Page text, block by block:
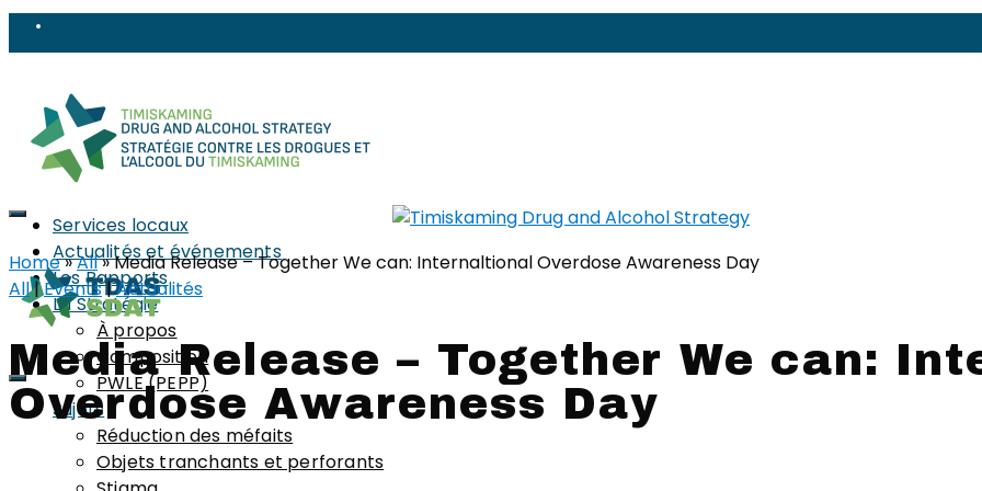
Services locaux
Actualités et événements
Les Rapports
La Stratégie
À propos
Composition
PWLE (PEPP)
Sujets
Réduction des méfaits
Objets tranchants et perforants
Home»All»Media Release – Together We can: Internaltional Overdose Awareness Day
All|Events|Actualités
Media Release – Together We can:
Overdose Awareness Day